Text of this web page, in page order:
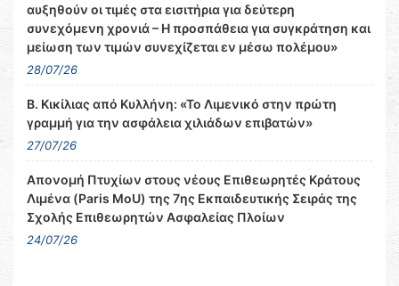
αυξηθούν οι τιμές στα εισιτήρια για δεύτερη
συνεχόμενη χρονιά – Η προσπάθεια για συγκράτηση και
μείωση των τιμών συνεχίζεται εν μέσω πολέμου»
28/07/26
Β. Κικίλιας από Κυλλήνη: «Το Λιμενικό στην πρώτη
γραμμή για την ασφάλεια χιλιάδων επιβατών»
27/07/26
Απονομή Πτυχίων στους νέους Επιθεωρητές Κράτους
Λιμένα (Paris MoU) της 7ης Εκπαιδευτικής Σειράς της
Σχολής Επιθεωρητών Ασφαλείας Πλοίων
24/07/26